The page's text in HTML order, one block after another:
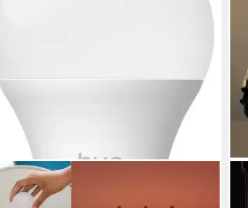
PHILIPS HUE
LED-Leuchtmittel Essential White &